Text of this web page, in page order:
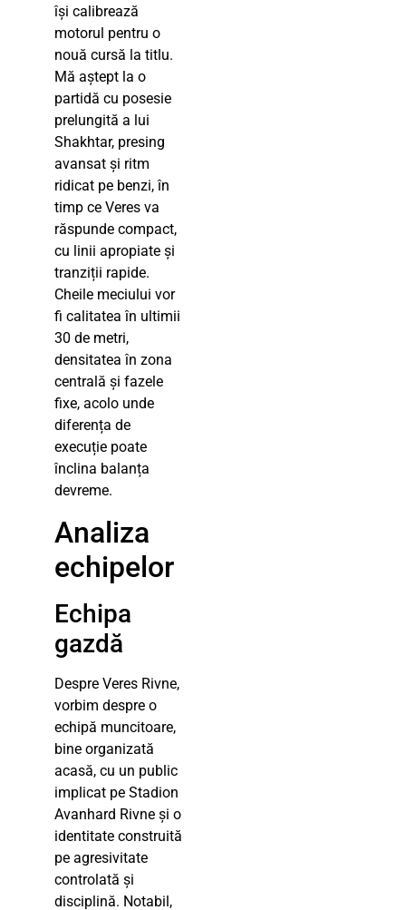
își calibrează
motorul pentru o
nouă cursă la titlu.
Mă aștept la o
partidă cu posesie
prelungită a lui
Shakhtar, presing
avansat și ritm
ridicat pe benzi, în
timp ce Veres va
răspunde compact,
cu linii apropiate și
tranziții rapide.
Cheile meciului vor
fi calitatea în ultimii
30 de metri,
densitatea în zona
centrală și fazele
fixe, acolo unde
diferența de
execuție poate
înclina balanța
devreme.
Analiza
echipelor
Echipa
gazdă
Despre Veres Rivne,
vorbim despre o
echipă muncitoare,
bine organizată
acasă, cu un public
implicat pe Stadion
Avanhard Rivne și o
identitate construită
pe agresivitate
controlată și
disciplină. Notabil,